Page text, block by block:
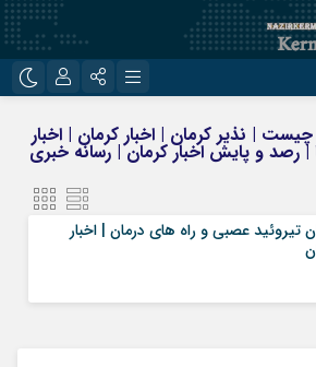
ایتا
| نذیر کرمان | اخبار کرمان | اخبار
رصد و پایش اخبار کرمان | رسانه خبری
تیروئید عصبی و راه های درمان | اخبار